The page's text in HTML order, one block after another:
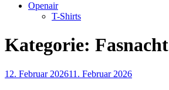
Openair
T-Shirts
Kategorie: Fasnacht
Veröffentlicht
12. Februar 202611. Februar 2026